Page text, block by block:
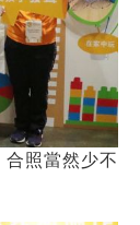
照當然少不